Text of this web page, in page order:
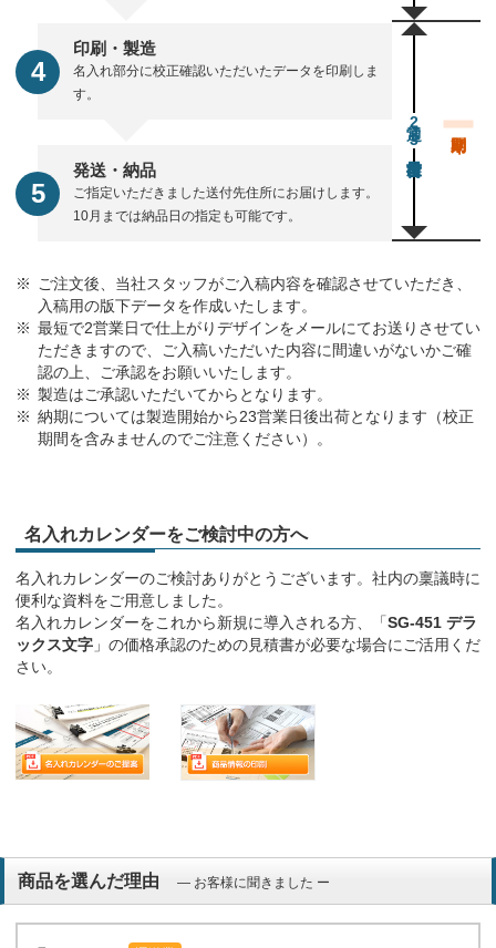
印刷・製造
名入れ部分に校正確認いただいたデータを印刷しま
す。
発送・納品
ご指定いただきました送付先住所にお届けします。
10月までは納品日の指定も可能です。
通常23営業日後出荷
ご注文後、当社スタッフがご入稿内容を確認させていただき、
入稿用の版下データを作成いたします。
最短で2営業日で仕上がりデザインをメールにてお送りさせてい
ただきますので、ご入稿いただいた内容に間違いがないかご確
認の上、ご承認をお願いいたします。
製造はご承認いただいてからとなります。
納期については製造開始から23営業日後出荷となります（校正
期間を含みませんのでご注意ください）。
名入れカレンダーをご検討中の方へ
名入れカレンダーのご検討ありがとうございます。社内の稟議時に
便利な資料をご用意しました。
名入れカレンダーをこれから新規に導入される方、「SG-451 デラ
ックス文字 」の価格承認のための見積書が必要な場合にご活用くだ
さい。
商品を選んだ理由 ― お客様に聞きました ー